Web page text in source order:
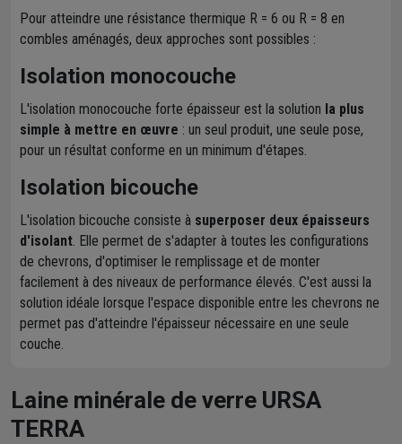
Pour atteindre une résistance thermique R = 6 ou R = 8 en
combles aménagés, deux approches sont possibles :
Isolation monocouche
L'isolation monocouche forte épaisseur est la solution la plus
simple à mettre en œuvre : un seul produit, une seule pose,
pour un résultat conforme en un minimum d'étapes.
Isolation bicouche
L'isolation bicouche consiste à superposer deux épaisseurs
d'isolant. Elle permet de s'adapter à toutes les configurations
de chevrons, d'optimiser le remplissage et de monter
facilement à des niveaux de performance élevés. C'est aussi la
solution idéale lorsque l'espace disponible entre les chevrons ne
permet pas d'atteindre l'épaisseur nécessaire en une seule
couche.
Laine minérale de verre URSA
TERRA